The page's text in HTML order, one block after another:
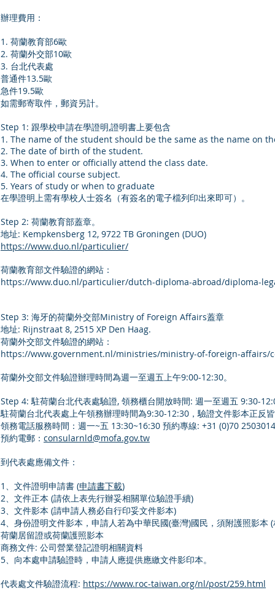
辦理費用：
1. 荷蘭教育部6歐
2. 荷蘭外交部10歐
3. 台北代表處
普通件13.5歐
急件19.5歐
如需郵寄取件，郵資另計。
Step 1: 跟學校申請在學證明,證明書上要包含
1. The name of the student should be the same as the name on
2. The date of birth of the student.
3. When to enter or officially attend the class date.
4. The official course subject.
5. Years of study or when to graduate
在學證明上需有學校人士簽名（有簽名的電子檔列印出來即可）。
Step 2: 荷蘭教育部蓋章。
地址: Kempkensberg 12, 9722 TB Groningen (DUO)
https://www.duo.nl/particulier/
荷蘭教育部文件驗證的網站：
https://www.duo.nl/particulier/dutch-diploma-abroad/diploma-
Step 3: 海牙的荷蘭外交部Ministry of Foreign Affairs蓋章
地址: Rijnstraat 8, 2515 XP Den Haag.
荷蘭外交部文件驗證的網站：
https://www.government.nl/ministries/ministry-of-foreign-affairs/
荷蘭外交部文件驗證辦理時間為週一至週五上午9:00-12:30。
Step 4: 駐荷蘭台北代表處驗證, 領務櫃台開放時間: 週一至週五 9:30-
駐荷蘭台北代表處上午領務辦理時間為9:30-12:30，驗證文件影本正反
領務電話服務時間：週一~五 13:30~16:30 預約專線: +31 (0)70 2503014
預約電郵： consularnld@mofa.gov.tw
到代表處應備文件：
1、文件證明申請書 (申請書下載)
2、文件正本 (請依上表先行辦妥相關單位驗證手續)
3、文件影本 (請申請人務必自行印妥文件影本)
4、身份證明文件影本，申請人若為中華民國(臺灣)國民，須附護照影本
荷蘭居留證或荷蘭護照影本
商務文件: 公司營業登記證明相關資料
5、向本處申請驗證時，申請人應提供應繳文件影印本。
代表處文件驗證流程: https://www.roc-taiwan.org/nl/post/259.html